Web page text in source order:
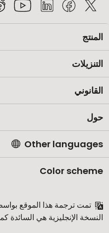
المنتج
التنزيلات
القانوني
حول
Other languages
Color scheme
تمت ترجمة هذا الموقع
النسخة الإنجليزية هي